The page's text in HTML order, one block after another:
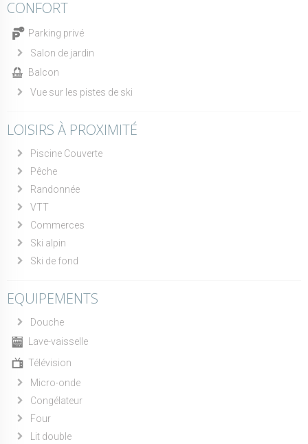
CONFORT
Parking privé
Salon de jardin
Balcon
Vue sur les pistes de ski
LOISIRS À PROXIMITÉ
Piscine Couverte
Pêche
Randonnée
VTT
Commerces
Ski alpin
Ski de fond
EQUIPEMENTS
Douche
Lave-vaisselle
Télévision
Micro-onde
Congélateur
Four
Lit double